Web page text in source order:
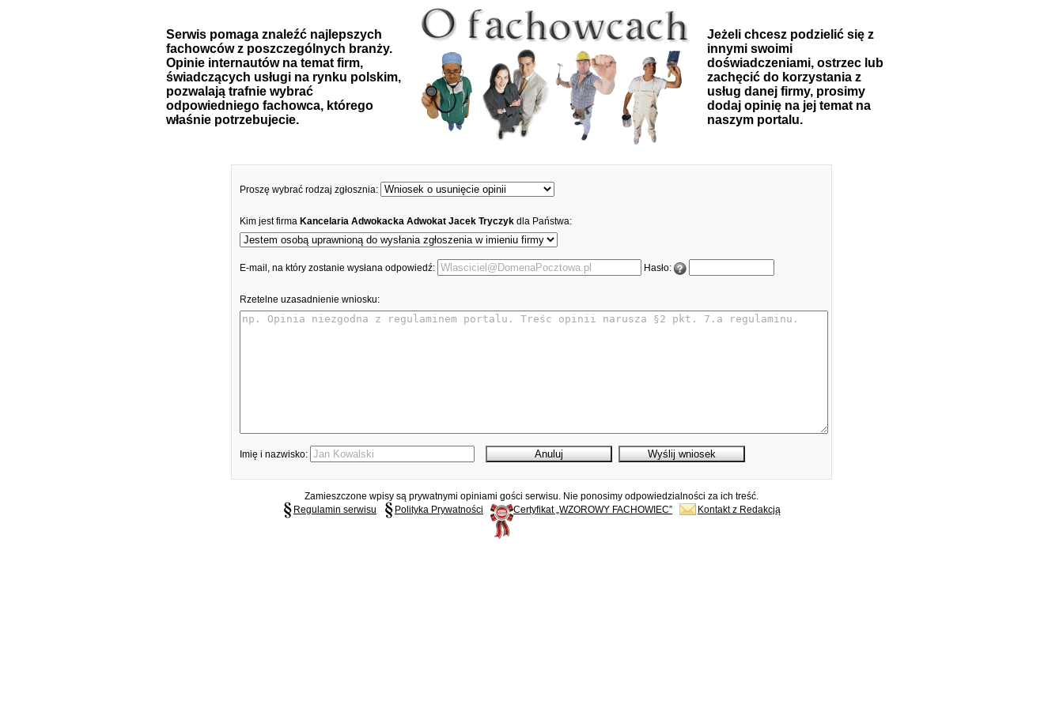
Serwis pomaga znaleźć najlepszych
fachowców z poszczególnych branży.
Opinie internautów na temat firm,
świadczących usługi na rynku polskim,
pozwalają trafnie wybrać
odpowiedniego fachowca, którego
właśnie potrzebujecie.
Jeżeli chcesz podzielić się z
innymi swoimi
doświadczeniami, ostrzec lub
zachęcić do korzystania z
usług danej firmy, prosimy
dodaj opinię na jej temat na
naszym portalu.
Proszę wybrać rodzaj zgłosznia:
Kim jest firma Kancelaria Adwokacka Adwokat Jacek Tryczyk dla Państwa:
E-mail, na który zostanie wysłana odpowiedź: Hasło:
Rzetelne uzasadnienie wniosku:
Imię i nazwisko:
Zamieszczone wpisy są prywatnymi opiniami gości serwisu. Nie ponosimy odpowiedzialności za ich treść.
Regulamin serwisu
Polityka Prywatności Certyfikat „WZOROWY FACHOWIEC” Kontakt z Redakcją